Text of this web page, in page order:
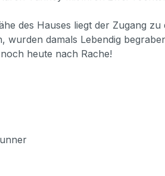
des Hauses liegt der Zugang
wurden damals Lebendig
heute nach Rache!